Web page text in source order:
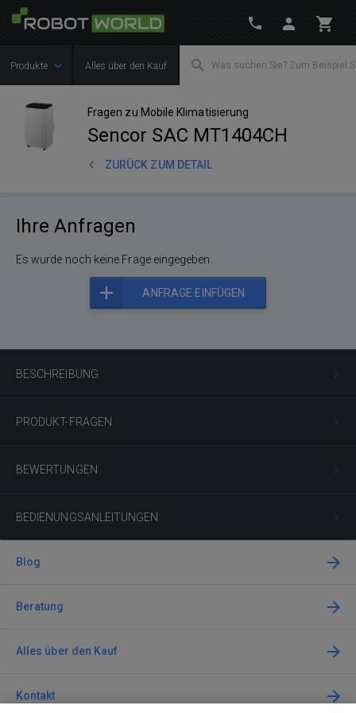
Produkte Alles über den Kauf
Fragen zu Mobile Klimatisierung
Sencor SAC MT1404CH
ZURÜCK ZUM DETAIL
BESCHREIBUNG
PRODUKT-FRAGEN
BEWERTUNGEN
BEDIENUNGSANLEITUNGEN
Ihre Anfragen
Es wurde noch keine Frage eingegeben.
ANFRAGE EINFÜGEN
Blog
Beratung
Alles über den Kauf
Kontakt